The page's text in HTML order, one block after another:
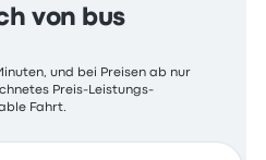
von bus
und bei Preisen ab nur
Preis-Leistungs-
Fahrt.